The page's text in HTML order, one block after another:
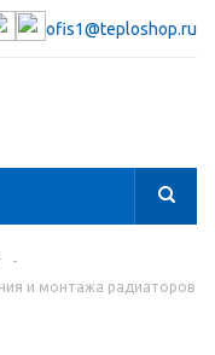
ofis1@teploshop.ru
-
и монтажа радиаторов